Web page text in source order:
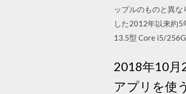
ップルのものと異
した2012年以来約5
13.5型 Core i5/
2018年10月
アプリを使